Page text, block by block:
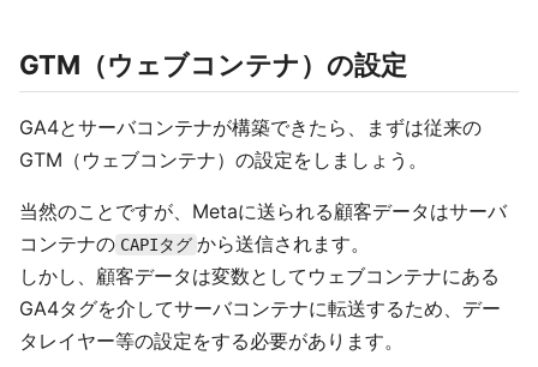
GTM（ウェブコンテナ）の設定
GA4とサーバコンテナが構築できたら、まずは従来の
GTM（ウェブコンテナ）の設定をしましょう。
当然のことですが、Metaに送られる顧客データはサーバ
コンテナの CAPIタグ から送信されます。
しかし、顧客データは変数としてウェブコンテナにある
GA4タグを介してサーバコンテナに転送するため、デー
タレイヤー等の設定をする必要があります。